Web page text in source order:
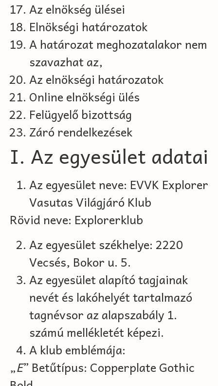
Az elnökség ülései
Elnökségi határozatok
A határozat meghozatalakor nem
szavazhat az,
Az elnökségi határozatok
Online elnökségi ülés
Felügyelő bizottság
Záró rendelkezések
I. Az egyesület adatai
Az egyesület neve: EVVK Explorer
Vasutas Világjáró Klub
Rövid neve: Explorerklub
Az egyesület székhelye: 2220
Vecsés, Bokor u. 5.
Az egyesület alapító tagjainak
nevét és lakóhelyét tartalmazó
tagnévsor az alapszabály 1.
számú mellékletét képezi.
A klub emblémája:
„E” Betűtípus: Copperplate Gothic